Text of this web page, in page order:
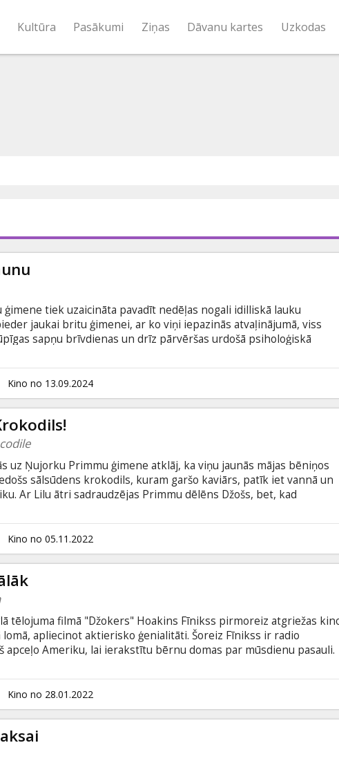
Kultūra Pasākumi Ziņas Dāvanu kartes Uzkodas
ģimene tiek uzaicināta pavadīt nedēļas nogali idilliskā lauku
jaukai britu ģimenei, ar ko viņi iepazinās atvaļinājumā, viss
sapņu brīvdienas un drīz pārvēršas urdošā psiholoģiskā
nervus kutinošu, psiholoģisku spriedzes trilleri, kurā galveno
balvas ieguvējs Džeimss Makavojs. Filma angļu valodā ar
un krievu valodā.
Kino no 13.09.2024
uz Ņujorku Primmu ģimene atklāj, ka viņu jaunās mājas bēniņos
sālsūdens krokodils, kuram garšo kaviārs, patīk iet vannā un
Ar Lilu ātri sadraudzējas Primmu dēlēns Džošs, bet, kad
Hektoru Valenti, lai parādītu pasaulei, ka tajā ir vieta arī
krokodilam ar vēl lielāku personību. Filma dublēta latviešu un
Kino no 05.11.2022
tēlojuma filmā "Džokers" Hoakins Fīnikss pirmoreiz atgriežas
lomā, apliecinot aktierisko ģenialitāti. Šoreiz Fīnikss ir radio
apceļo Ameriku, lai ierakstītu bērnu domas par mūsdienu pasauli.
māsasdēls. Abu gaišās sarunas Debisī noskaņās atklāj
Šī melnbaltā filma ir oda bērnam, kurš mīt katrā no mums.
ar subtitriem latviešu un krievu valodā.
Kino no 28.01.2022